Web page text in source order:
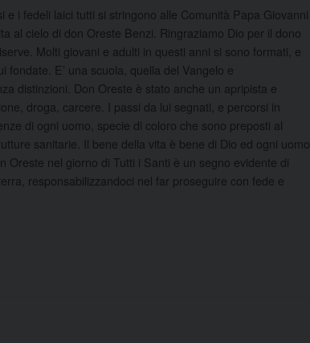
i fedeli laici tutti si stringono alle Comunità Papa Giovanni
al cielo di don Oreste Benzi. Ringraziamo Dio per il dono
Molti giovani e adulti in questi anni si sono formati, e
E’ una scuola, quella del Vangelo e
distinzioni. Don Oreste è stato anche un apripista e
droga, carcere. I passi da lui segnati, e percorsi in
di ogni uomo, specie di coloro che sono preposti al
sanitarie. Il bene della vita è bene di Dio ed ogni uomo
Oreste nel giorno di Tutti i Santi è un segno evidente di
responsabilizzandoci nel far proseguire con fede e